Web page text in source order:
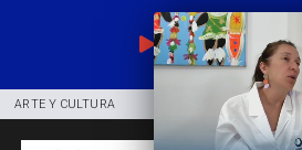
EN VIVO
ARTE Y CULTURA COMUNIDAD